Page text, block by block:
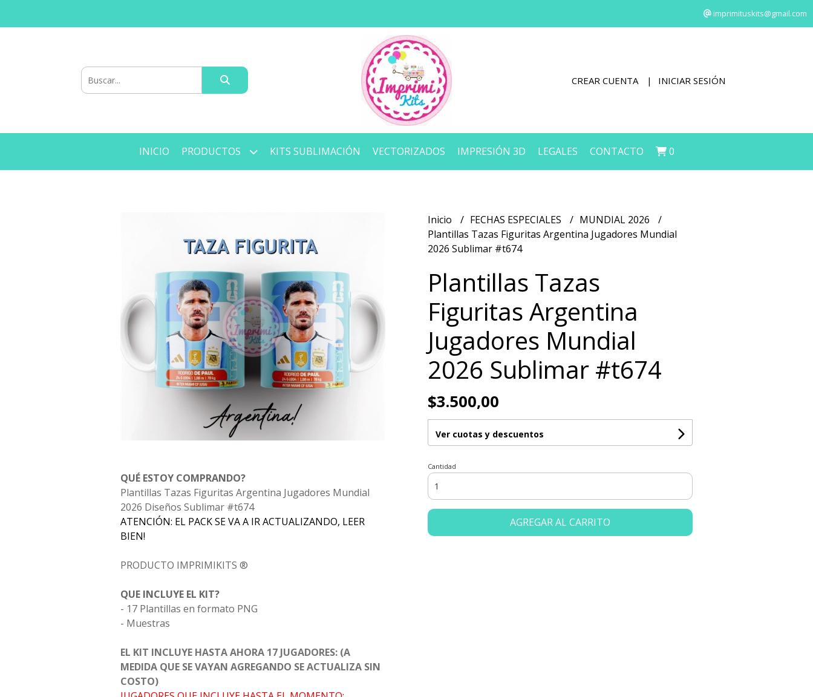
imprimituskits@gmail.com
CREAR CUENTA INICIAR SESIÓN
INICIO PRODUCTOS KITS SUBLIMACIÓN VECTORIZADOS IMPRESIÓN 3D LEGALES CONTACTO 0
QUÉ ESTOY COMPRANDO?
Plantillas Tazas Figuritas Argentina Jugadores Mundial
2026 Diseños Sublimar #t674
ATENCIÓN: EL PACK SE VA A IR ACTUALIZANDO, LEER
BIEN!
PRODUCTO IMPRIMIKITS ®
QUE INCLUYE EL KIT?
- 17 Plantillas en formato PNG
- Muestras
EL KIT INCLUYE HASTA AHORA 17 JUGADORES: (A
MEDIDA QUE SE VAYAN AGREGANDO SE ACTUALIZA SIN
COSTO)
Inicio FECHAS ESPECIALES
MUNDIAL 2026
Plantillas Tazas Figuritas Argentina Jugadores Mundial
2026 Sublimar #t674
Plantillas Tazas
Figuritas Argentina
Jugadores Mundial
2026 Sublimar #t674
$3.500,00
Ver cuotas y descuentos
Cantidad
AGREGAR AL CARRITO